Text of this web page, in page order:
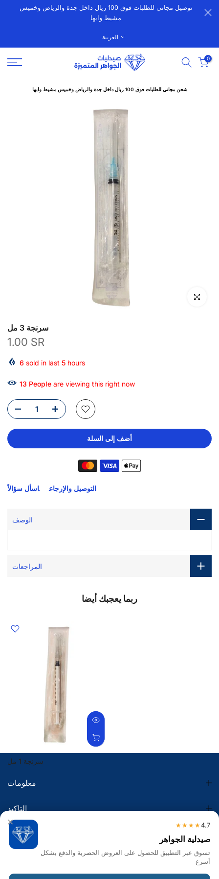
الانتقالتوصيل مجاني للطلبات فوق 100 ريال داخل جدة والرياض وخميس
مشيط وابها
العربية
0
شحن مجاني للطلبات فوق 100 ريال داخل جدة والرياض وخميس مشيط وابها
انقر للتكبير
سرنجة 3 مل
1.00 SR
6 sold in last 5 hours
13 People are viewing this right now
أضف إلى السلة
التوصيل والإرجاع اسأل سؤالاً
الوصف
المراجعات
ربما يعجبك أيضا
سرنجة 1 مل
معلومات
التاكيد
الضريبة
تواصل معنا
× 4.7
★★★★
صيدلية الجواهر
تسوق عبر التطبيق للحصول على العروض الحصرية والدفع بشكل
أسرع